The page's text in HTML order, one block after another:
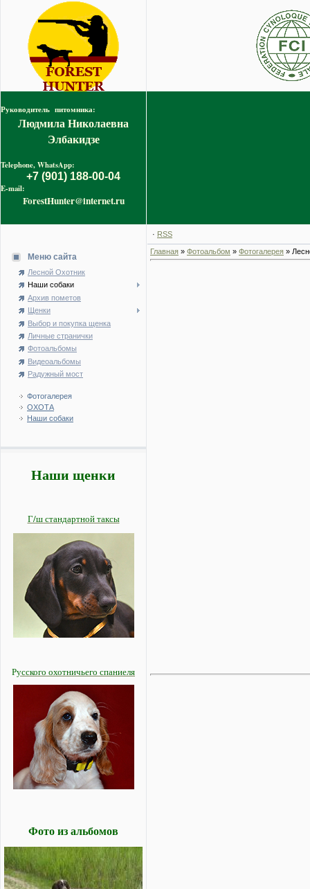
Руководитель питомника:
Людмила Николаевна
Элбакидзе
Telephone, WhatsApp:
+7 (901) 188-00-04
E-mail:
ForestHunter@internet.ru
Меню сайта
Лесной Охотник
Наши собаки
Архив пометов
Щенки
Выбор и покупка щенка
Личные странички
Фотоальбомы
Видеоальбомы
Радужный мост
Фотогалерея
ОХОТА
Наши собаки
Наши щенки
Г/ш стандартной таксы
Русского охотничьего спаниеля
Фото из альбомов
· RSS
Главная » Фотоальбом » Фотогалерея »